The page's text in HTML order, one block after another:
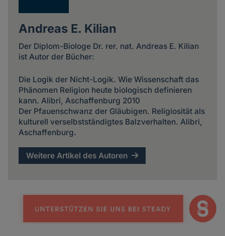
Andreas E. Kilian
Der Diplom-Biologe Dr. rer. nat. Andreas E. Kilian
ist Autor der Bücher:
Die Logik der Nicht-Logik. Wie Wissenschaft das
Phänomen Religion heute biologisch definieren
kann. Alibri, Aschaffenburg 2010
Der Pfauenschwanz der Gläubigen. Religiosität als
kulturell verselbstständigtes Balzverhalten. Alibri,
Aschaffenburg.
Weitere Artikel des Autoren